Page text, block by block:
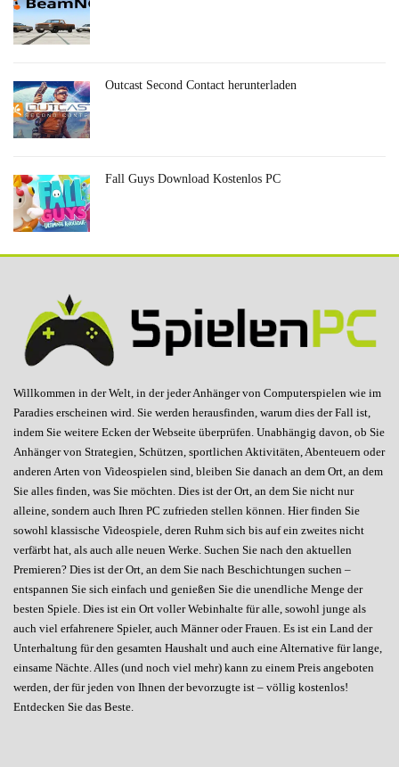
Outcast Second Contact herunterladen
Fall Guys Download Kostenlos PC
Willkommen in der Welt, in der jeder Anhänger von Computerspielen wie im
Paradies erscheinen wird. Sie werden herausfinden, warum dies der Fall ist,
indem Sie weitere Ecken der Webseite überprüfen. Unabhängig davon, ob Sie
Anhänger von Strategien, Schützen, sportlichen Aktivitäten, Abenteuern oder
anderen Arten von Videospielen sind, bleiben Sie danach an dem Ort, an dem
Sie alles finden, was Sie möchten. Dies ist der Ort, an dem Sie nicht nur
alleine, sondern auch Ihren PC zufrieden stellen können. Hier finden Sie
sowohl klassische Videospiele, deren Ruhm sich bis auf ein zweites nicht
verfärbt hat, als auch alle neuen Werke. Suchen Sie nach den aktuellen
Premieren? Dies ist der Ort, an dem Sie nach Beschichtungen suchen –
entspannen Sie sich einfach und genießen Sie die unendliche Menge der
besten Spiele. Dies ist ein Ort voller Webinhalte für alle, sowohl junge als
auch viel erfahrenere Spieler, auch Männer oder Frauen. Es ist ein Land der
Unterhaltung für den gesamten Haushalt und auch eine Alternative für lange,
einsame Nächte. Alles (und noch viel mehr) kann zu einem Preis angeboten
werden, der für jeden von Ihnen der bevorzugte ist – völlig kostenlos!
Entdecken Sie das Beste.